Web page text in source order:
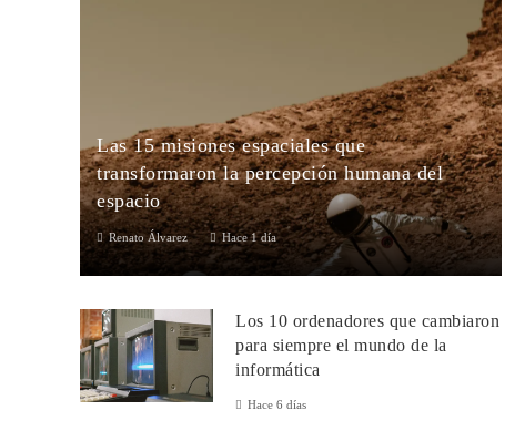
Las 15 misiones espaciales que
transformaron la percepción humana del
espacio
Renato Álvarez Hace 1 día
Las 15 misiones espaciales más importantes de la historiaLa
la visión que l...
Los 10 ordenadores que cambiaron
para siempre el mundo de la
informática
Hace 6 días